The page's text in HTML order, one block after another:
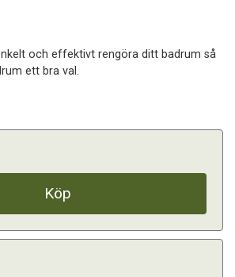
och effektivt rengöra ditt badrum så
ett bra val.
Köp